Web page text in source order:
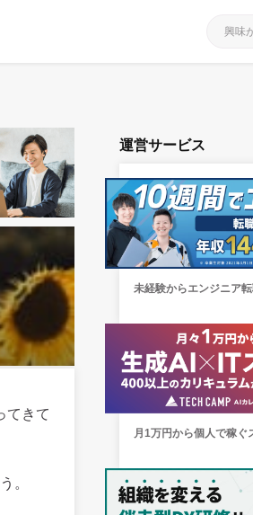
てきて
。
運営サービス
未経験からエンジニア
月1万円から個人で稼ぐ